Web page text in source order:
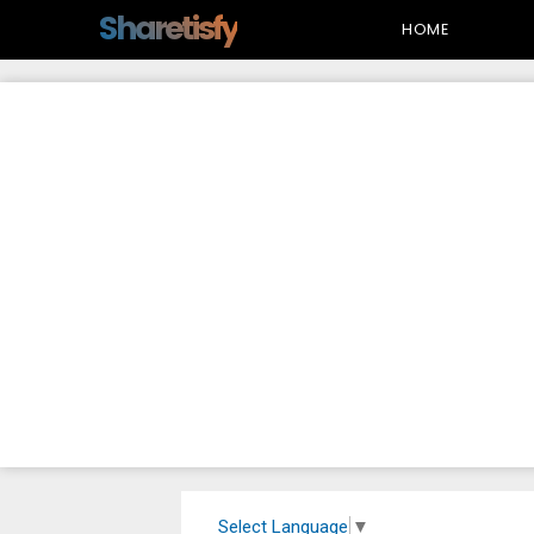
Sharetisfy HOME
Select Language ▼